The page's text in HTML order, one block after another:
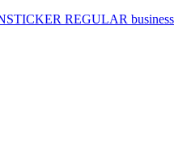
REGULAR business